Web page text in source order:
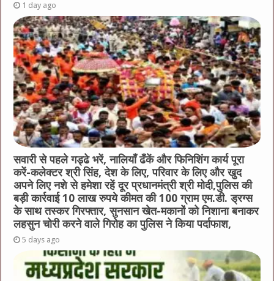
1 day ago
सवारी से पहले गड्ढे भरें, नालियाँ ढँकें और फिनिशिंग कार्य पूरा
करें-कलेक्टर श्री सिंह, देश के लिए, परिवार के लिए और खुद
अपने लिए नशे से हमेशा रहें दूर प्रधानमंत्री श्री मोदी,पुलिस की
बड़ी कार्रवाई 10 लाख रुपये कीमत की 100 ग्राम एम.डी. ड्रग्स
के साथ तस्कर गिरफ्तार, सुनसान खेत-मकानों को निशाना बनाकर
लहसुन चोरी करने वाले गिरोह का पुलिस ने किया पर्दाफाश,
5 days ago